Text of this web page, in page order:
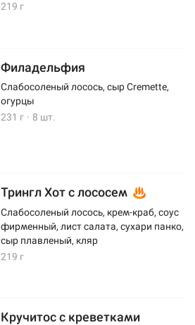
219 г
Филадельфия
Слабосоленый лосось, сыр Cremette,
огурцы
231 г · 8 шт.
Трингл Хот с лососем
Слабосоленый лосось, крем-краб, соус
фирменный, лист салата, сухари панко,
сыр плавленый, кляр
219 г
Кручитос с креветками